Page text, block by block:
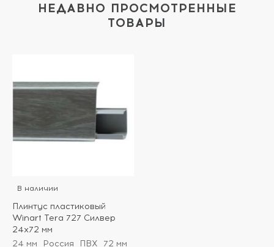
НЕДАВНО ПРОСМОТРЕННЫЕ
ТОВАРЫ
В наличии
Плинтус пластиковый
Winart Tera 727 Силвер
24х72 мм
24 мм
Россия ПВХ 72 мм